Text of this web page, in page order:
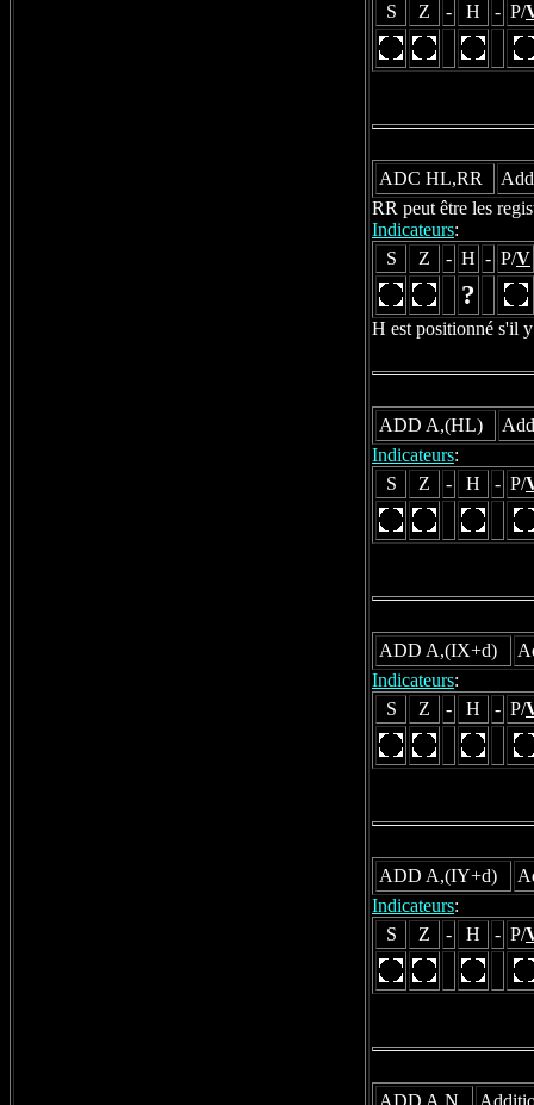
S
Z - H - P/
ADC HL,RR
RR peut être les
Indicateurs:
S
Z - H - P/V
?
H est positionné s'il
ADD A,(HL)
Indicateurs:
S
Z - H - P/
ADD A,(IX+d)
Indicateurs:
S
Z - H - P/
ADD A,(IY+d)
Indicateurs:
S
Z - H - P/
ADD A,N